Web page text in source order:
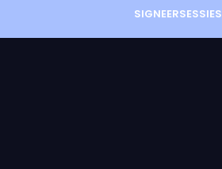
SIGNEERSESSIES